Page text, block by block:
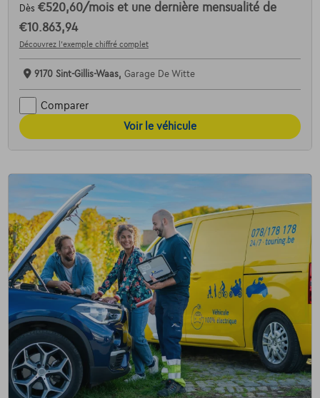
Dès €520,60/mois et une dernière mensualité de
€10.863,94
Découvrez l’exemple chiffré complet
9170 Sint-Gillis-Waas, Garage De Witte
Comparer
Voir le véhicule